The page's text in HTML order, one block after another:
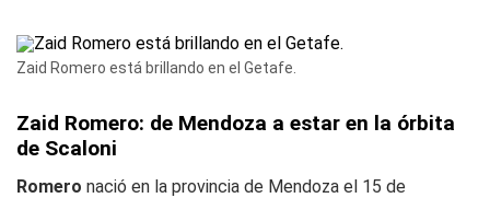
Zaid Romero está brillando en el Getafe.
Zaid Romero: de Mendoza a estar en la órbita
de Scaloni
Romero nació en la provincia de Mendoza el 15 de